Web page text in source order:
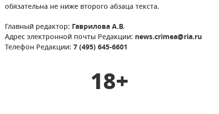
обязательна не ниже второго абзаца текста.
Главный редактор: Гаврилова А.В.
Адрес электронной почты Редакции: news.crimea@ria.ru
Телефон Редакции: 7 (495) 645-6601
18+